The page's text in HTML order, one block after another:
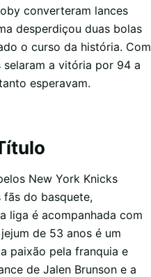
converteram lances
desperdiçou duas bolas
o curso da história. Com
a vitória por 94 a
esperavam.
New York Knicks
fãs do basquete,
liga é acompanhada com
de 53 anos é um
paixão pela franquia e
de Jalen Brunson e a